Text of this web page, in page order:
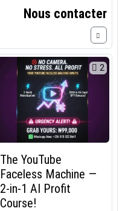
Nous contacter
2
The YouTube
Faceless Machine —
2-in-1 AI Profit
Course!